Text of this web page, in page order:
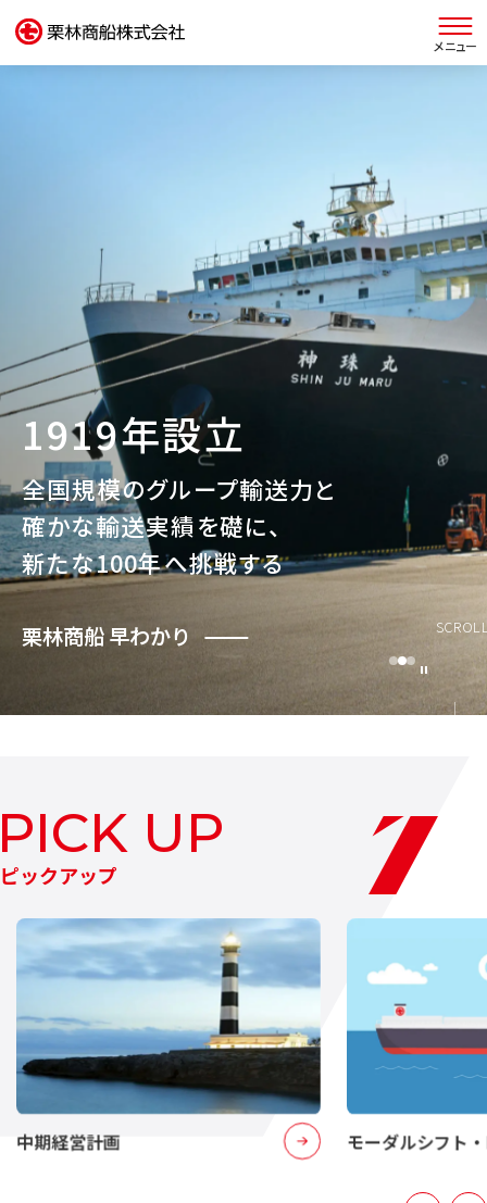
IR情報
サステナビリティ
採用情報
運航スケジュール
よくあるご質問
海陸複合一貫輸送
1919年設立
全国規模のグループ輸送力と
確かな輸送実績を礎に、
新たな100年へ挑戦する
栗林商船 早わかり
内航定期船事業
ピックアップ
中期経営計画 モーダルシフト